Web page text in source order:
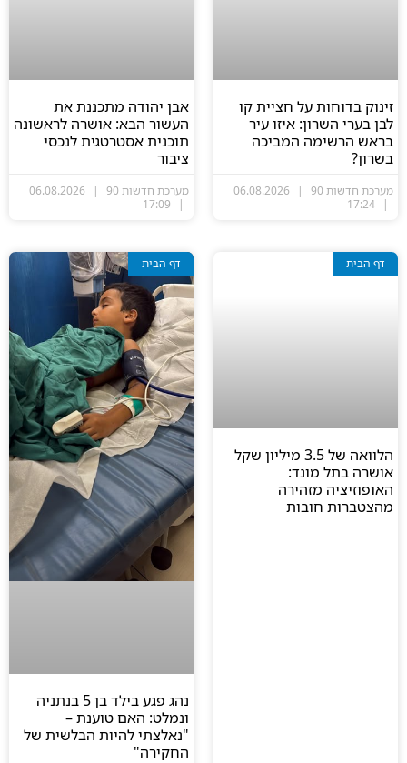
זינוק בדוחות על חציית קו
לבן בערי השרון: איזו עיר
בראש הרשימה המביכה
בשרון?
מערכת חדשות 90
אבן יהודה מתכננת את
העשור הבא: אושרה לראשונה
תוכנית אסטרטגית לנכסי
ציבור
מערכת חדשות 90
דף הבית
הלוואה של 3.5 מיליון שקל
אושרה בתל מונד:
האופוזיציה מזהירה
מהצטברות חובות
דף הבית
נהג פגע בילד בן 5 בנתניה
ונמלט: האם טוענת –
"נאלצתי להיות הבלשית של
החקירה"